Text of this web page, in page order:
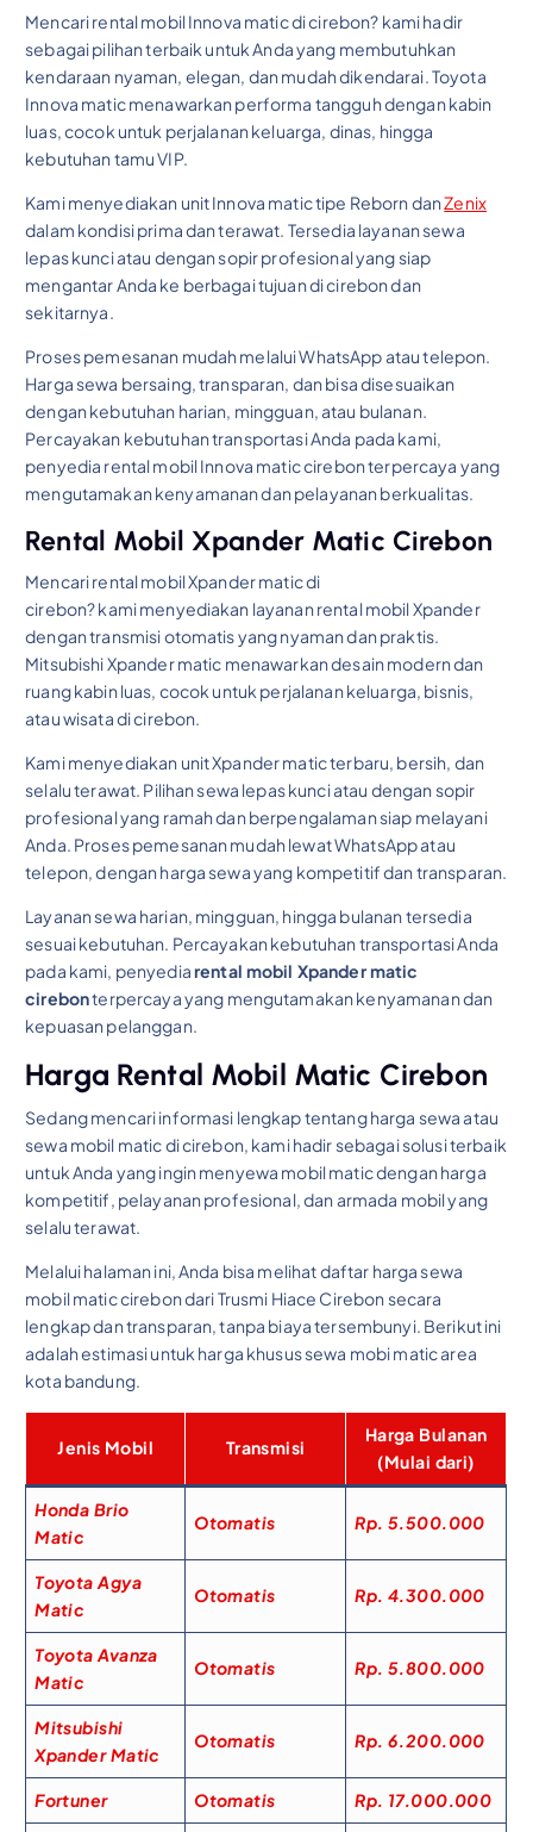
Mencari rental mobil Innova matic di cirebon? kami hadir
sebagai pilihan terbaik untuk Anda yang membutuhkan
kendaraan nyaman, elegan, dan mudah dikendarai. Toyota
Innova matic menawarkan performa tangguh dengan kabin
luas, cocok untuk perjalanan keluarga, dinas, hingga
kebutuhan tamu VIP.
Kami menyediakan unit Innova matic tipe Reborn danZenix
dalam kondisi prima dan terawat. Tersedia layanan sewa
lepas kunci atau dengan sopir profesional yang siap
mengantar Anda ke berbagai tujuan di cirebon dan
sekitarnya.
Proses pemesanan mudah melalui WhatsApp atau telepon.
Harga sewa bersaing, transparan, dan bisa disesuaikan
dengan kebutuhan harian, mingguan, atau bulanan.
Percayakan kebutuhan transportasi Anda pada kami,
penyedia rental mobil Innova matic cirebon terpercaya yang
mengutamakan kenyamanan dan pelayanan berkualitas.
Rental Mobil Xpander Matic Cirebon
Mencari rental mobil Xpander matic di
cirebon? kami menyediakan layanan rental mobil Xpander
dengan transmisi otomatis yang nyaman dan praktis.
Mitsubishi Xpander matic menawarkan desain modern dan
ruang kabin luas, cocok untuk perjalanan keluarga, bisnis,
atau wisata di cirebon.
Kami menyediakan unit Xpander matic terbaru, bersih, dan
selalu terawat. Pilihan sewa lepas kunci atau dengan sopir
profesional yang ramah dan berpengalaman siap melayani
Anda. Proses pemesanan mudah lewat WhatsApp atau
telepon, dengan harga sewa yang kompetitif dan transparan.
Layanan sewa harian, mingguan, hingga bulanan tersedia
sesuai kebutuhan. Percayakan kebutuhan transportasi Anda
pada kami, penyediarental mobil Xpander matic
cirebonterpercaya yang mengutamakan kenyamanan dan
kepuasan pelanggan.
Harga Rental Mobil Matic Cirebon
Sedang mencari informasi lengkap tentang harga sewa atau
sewa mobil matic di cirebon, kami hadir sebagai solusi terbaik
untuk Anda yang ingin menyewa mobil matic dengan harga
kompetitif, pelayanan profesional, dan armada mobil yang
selalu terawat.
Melalui halaman ini, Anda bisa melihat daftar harga sewa
mobil matic cirebon dari Trusmi Hiace Cirebon secara
lengkap dan transparan, tanpa biaya tersembunyi. Berikut ini
adalah estimasi untuk harga khusus sewa mobi matic area
kota bandung.
Jenis Mobil Transmisi
Harga Bulanan
(Mulai dari)
Honda Brio
Matic
Otomatis Rp. 5.500.000
Toyota Agya
Matic
Otomatis Rp. 4.300.000
Toyota Avanza
Matic
Otomatis Rp. 5.800.000
Mitsubishi
Xpander Matic
Otomatis Rp. 6.200.000
Fortuner Otomatis Rp. 17.000.000